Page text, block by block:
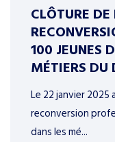
CLÔTURE
100 JEUNES
MÉTIERS DU
Le 22 janvier
reconversion
dans les mé...